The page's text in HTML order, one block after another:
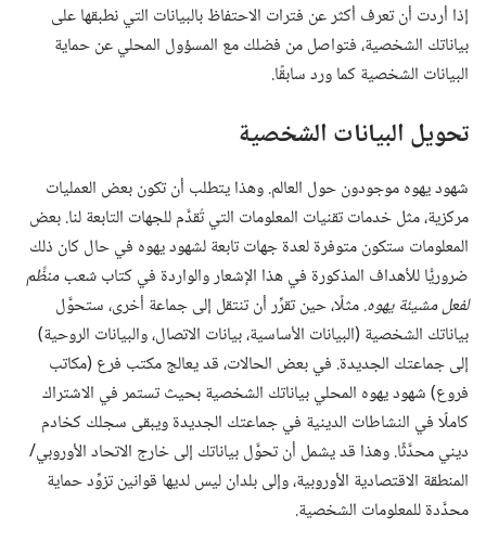
إذا أردت أن تعرف أكثر عن فترات الاحتفاظ بالبيانات التي نطبقها على
بياناتك الشخصية،‏ فتواصل من فضلك مع المسؤول المحلي عن حماية
البيانات الشخصية كما ورد سابقًا.‏
تحويل البيانات الشخصية
شهود يهوه موجودون حول العالم.‏ وهذا يتطلب أن تكون بعض العمليات
مركزية،‏ مثل خدمات تقنيات المعلومات التي تُقدَّم للجهات التابعة لنا.‏ بعض
المعلومات ستكون متوفرة لعدة جهات تابعة لشهود يهوه في حال كان ذلك
ضروريًّا للأهداف المذكورة في هذا الإشعار والواردة في كتابشعب منظَّم
لفعل مشيئة يهوه.‏مثلًا،‏ حين تقرِّر أن تنتقل إلى جماعة أخرى،‏ ستحوَّل
بياناتك الشخصية (‏البيانات الأساسية،‏ بيانات الاتصال،‏ والبيانات الروحية)‏
إلى جماعتك الجديدة.‏ في بعض الحالات،‏ قد يعالج مكتب فرع (‏مكاتب
فروع)‏ شهود يهوه المحلي بياناتك الشخصية بحيث تستمر في الاشتراك
كاملًا في النشاطات الدينية في جماعتك الجديدة ويبقى سجلك كخادم
ديني محدَّثًا.‏ وهذا قد يشمل أن تحوَّل بياناتك إلى خارج الاتحاد الأوروبي/‏
المنطقة الاقتصادية الأوروبية،‏ وإلى بلدان ليس لديها قوانين تزوِّد حماية
محدَّدة للمعلومات الشخصية.‏